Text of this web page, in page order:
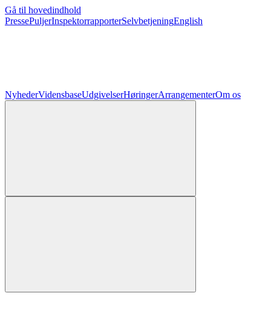
Gå til hovedindhold
PressePuljerInspektorrapporterSelvbetjeningEnglish
NyhederVidensbaseUdgivelserHøringerArrangementerOm os